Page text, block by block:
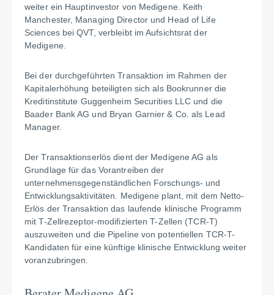
weiter ein Hauptinvestor von Medigene. Keith
Manchester, Managing Director und Head of Life
Sciences bei QVT, verbleibt im Aufsichtsrat der
Medigene.
Bei der durchgeführten Transaktion im Rahmen der
Kapitalerhöhung beteiligten sich als Bookrunner die
Kreditinstitute Guggenheim Securities LLC und die
Baader Bank AG und Bryan Garnier & Co. als Lead
Manager.
Der Transaktionserlös dient der Medigene AG als
Grundlage für das Vorantreiben der
unternehmensgegenständlichen Forschungs- und
Entwicklungsaktivitäten. Medigene plant, mit dem Netto-
Erlös der Transaktion das laufende klinische Programm
mit T-Zellrezeptor-modifizierten T-Zellen (TCR-T)
auszuweiten und die Pipeline von potentiellen TCR-T-
Kandidaten für eine künftige klinische Entwicklung weiter
voranzubringen.